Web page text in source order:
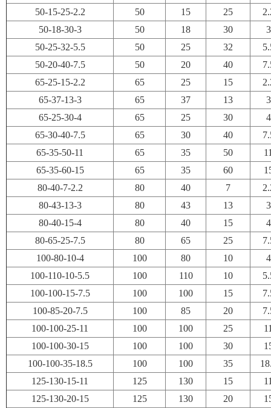
50-15-25-2.2
50 15 25
50-18-30-3
50 18 30
3
50-25-32-5.5
50 25 32
50-20-40-7.5
50 20 40
65-25-15-2.2
65 25 15
65-37-13-3
65 37 13
3
65-25-30-4
65 25 30
4
65-30-40-7.5
65 30 40
65-35-50-11
65 35 50
65-35-60-15
65 35 60
80-40-7-2.2
80 40 7
80-43-13-3
80 43 13
3
80-40-15-4
80 40 15
4
80-65-25-7.5
80 65 25
100-80-10-4
100 80 10
4
100-110-10-5.5
100 110 10
100-100-15-7.5
100 100 15
100-85-20-7.5
100 85 20
100-100-25-11
100 100 25
100-100-30-15
100 100 30
100-100-35-18.5
100 100 35
125-130-15-11
125 130 15
125-130-20-15
125 130 20